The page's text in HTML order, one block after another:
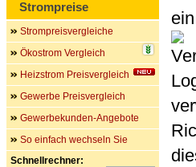
Strompreise
Strompreisvergleiche
Ökostrom Vergleich
Heizstrom Preisvergleich
Gewerbe Preisvergleich
Gewerbekunden-Angebote
So einfach wechseln Sie
Schnellrechner: